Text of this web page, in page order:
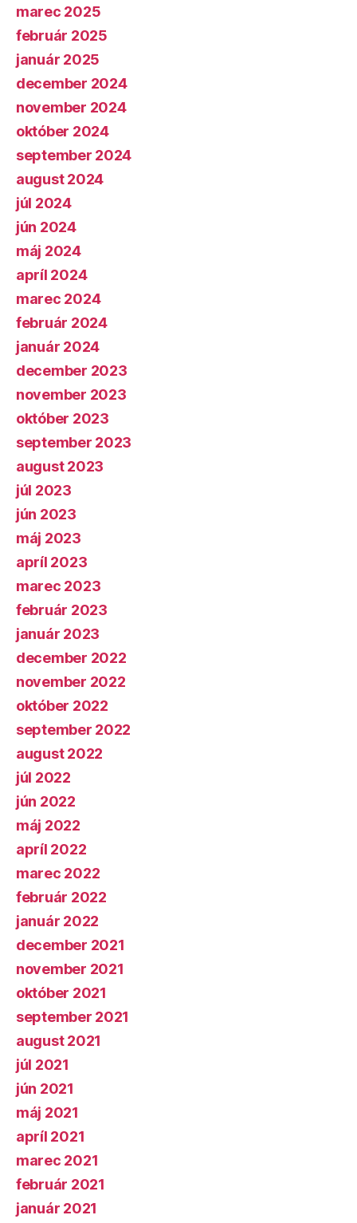
marec 2025
február 2025
január 2025
december 2024
november 2024
október 2024
september 2024
august 2024
júl 2024
jún 2024
máj 2024
apríl 2024
marec 2024
február 2024
január 2024
december 2023
november 2023
október 2023
september 2023
august 2023
júl 2023
jún 2023
máj 2023
apríl 2023
marec 2023
február 2023
január 2023
december 2022
november 2022
október 2022
september 2022
august 2022
júl 2022
jún 2022
máj 2022
apríl 2022
marec 2022
február 2022
január 2022
december 2021
november 2021
október 2021
september 2021
august 2021
júl 2021
jún 2021
máj 2021
apríl 2021
marec 2021
február 2021
január 2021